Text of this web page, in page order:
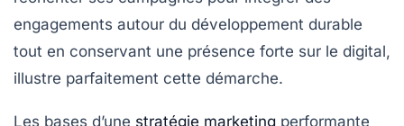
engagements autour du développement durable
tout en conservant une présence forte sur le digital,
illustre parfaitement cette démarche.
Les bases d’une stratégie marketing performante